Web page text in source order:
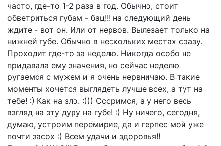
часто, где-то 1-2 раза в год. Обычно, стоит
обветриться губам - бац!!! на следующий день
ждите - вот он. Или от нервов. Вылезает только на
нижней губе. Обычно в нескольких местах сразу.
Проходит где-то за неделю. Никогда особо не
придавала ему значения, но сейчас неделю
ругаемся с мужем и я очень нервничаю. В такие
моменты хочется выглядеть лучше всех, а тут на
тебе! :) Как на зло. :))) Ссоримся, а у него весь
взгляд на эту дуру на губе! :) Ну ничего, сегодня,
думаю, устроим перемирие, да и герпес мой уже
почти засох :) Всем удачи и здоровья!!